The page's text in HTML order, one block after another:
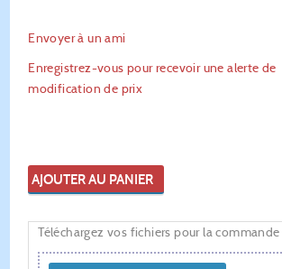
Envoyer à un ami
Enregistrez-vous pour recevoir une alerte de
modification de prix
AJOUTER AU PANIER
Téléchargez vos fichiers pour la commande